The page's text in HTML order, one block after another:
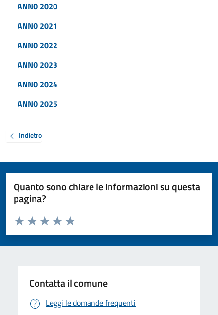
ANNO 2020
ANNO 2021
ANNO 2022
ANNO 2023
ANNO 2024
ANNO 2025
Indietro
Quanto sono chiare le informazioni su questa
pagina?
Valuta da 1 a 5 stelle la pagina
Valuta 5 stelle su 5
Valuta 4 stelle su 5
Valuta 3 stelle su 5
Valuta 2 stelle su 5
Valuta 1 stelle su 5
Contatta il comune
Leggi le domande frequenti